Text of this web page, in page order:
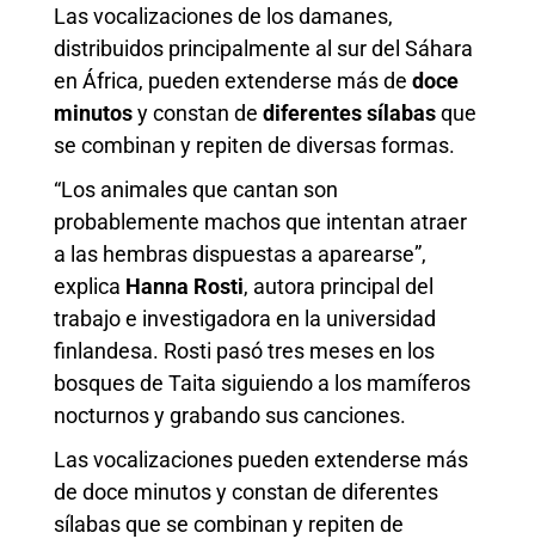
Las vocalizaciones de los damanes,
distribuidos principalmente al sur del Sáhara
en África, pueden extenderse más de doce
minutosy constan de diferentes sílabasque
se combinan y repiten de diversas formas.
“Los animales que cantan son
probablemente machos que intentan atraer
a las hembras dispuestas a aparearse”,
explica Hanna Rosti, autora principal del
trabajo e investigadora en la universidad
finlandesa. Rosti pasó tres meses en los
bosques de Taita siguiendo a los mamíferos
nocturnos y grabando sus canciones.
Las vocalizaciones pueden extenderse más
de doce minutos y constan de diferentes
sílabas que se combinan y repiten de